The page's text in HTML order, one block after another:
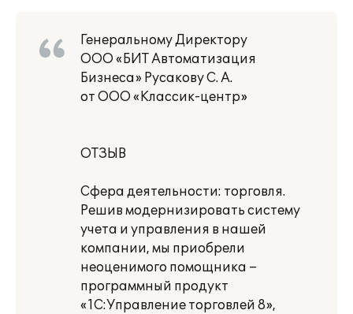
Генеральному Директору
ООО «БИТ Автоматизация
Бизнеса» Русакову С. А.
от ООО «Классик-центр»
ОТЗЫВ
Сфера деятельности: торговля.
Решив модернизировать систему
учета и управления в нашей
компании, мы приобрели
неоценимого помощника –
программный продукт
«1С:Управление торговлей 8»,